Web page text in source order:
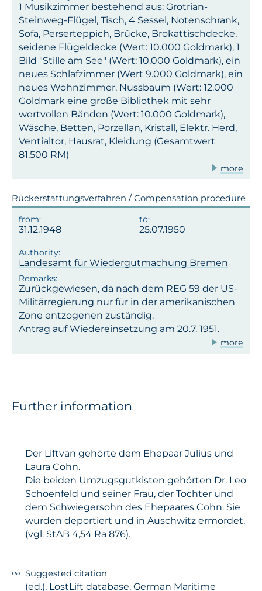
1 Musikzimmer bestehend aus: Grotrian-
Steinweg-Flügel, Tisch, 4 Sessel, Notenschrank,
Sofa, Perserteppich, Brücke, Brokattischdecke,
seidene Flügeldecke (Wert: 10.000 Goldmark), 1
Bild "Stille am See" (Wert: 10.000 Goldmark), ein
neues Schlafzimmer (Wert 9.000 Goldmark), ein
neues Wohnzimmer, Nussbaum (Wert: 12.000
Goldmark eine große Bibliothek mit sehr
wertvollen Bänden (Wert: 10.000 Goldmark),
Wäsche, Betten, Porzellan, Kristall, Elektr. Herd,
Ventialtor, Hausrat, Kleidung (Gesamtwert
81.500 RM)
more
Rückerstattungsverfahren / Compensation procedure
31.12.1948 25.07.1950
Landesamt für Wiedergutmachung Bremen
Zurückgewiesen, da nach dem REG 59 der US-
Militärregierung nur für in der amerikanischen
Zone entzogenen zuständig.
Antrag auf Wiedereinsetzung am 20.7. 1951.
more
Further information
Der Liftvan gehörte dem Ehepaar Julius und
Laura Cohn.
Die beiden Umzugsgutkisten gehörten Dr. Leo
Schoenfeld und seiner Frau, der Tochter und
dem Schwiegersohn des Ehepaares Cohn. Sie
wurden deportiert und in Auschwitz ermordet.
(vgl. StAB 4,54 Ra 876).
Suggested citation
(ed.), LostLift database, German Maritime